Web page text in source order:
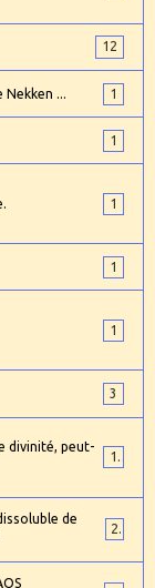
12
Nekken ... 1
1
1
1
1
3
divinité, peut-
1
de
2